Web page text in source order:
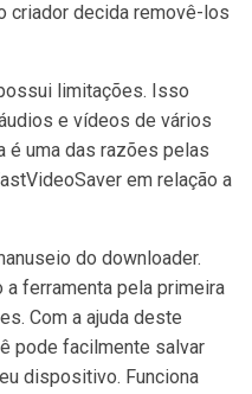
criador decida removê-los
limitações. Isso
e vídeos de vários
é uma das razões pelas
em relação a
do downloader.
ferramenta pela primeira
Com a ajuda deste
pode facilmente salvar
dispositivo. Funciona